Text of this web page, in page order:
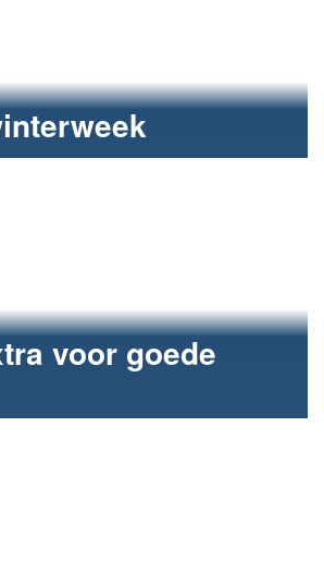
het jaar afsluiten.
voor goede
Fun2Care.